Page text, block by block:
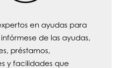
en ayudas para
de las ayudas,
préstamos,
y facilidades que